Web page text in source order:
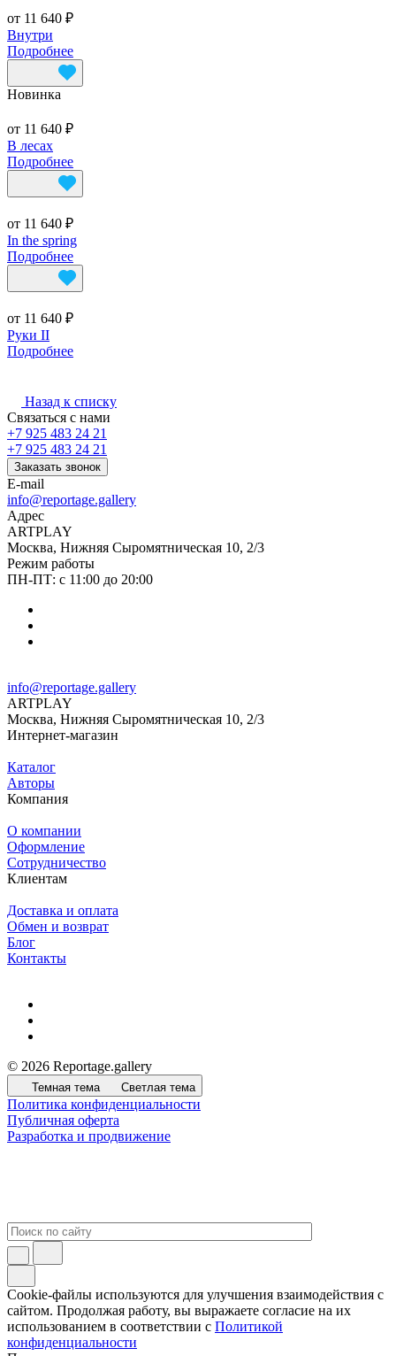
от 11 640 ₽
Внутри
Подробнее
Новинка
от 11 640 ₽
В лесах
Подробнее
от 11 640 ₽
In the spring
Подробнее
от 11 640 ₽
Руки II
Подробнее
Назад к списку
Связаться с нами
+7 925 483 24 21
+7 925 483 24 21
Заказать звонок
E-mail
info@reportage.gallery
Адрес
ARTPLAY
Москва, Нижняя Сыромятническая 10, 2/3
Режим работы
ПН-ПТ: с 11:00 до 20:00
info@reportage.gallery
ARTPLAY
Москва, Нижняя Сыромятническая 10, 2/3
Интернет-магазин
Каталог
Авторы
Компания
О компании
Оформление
Сотрудничество
Клиентам
Доставка и оплата
Обмен и возврат
Блог
Контакты
© 2026 Reportage.gallery
Темная тема Светлая тема
Политика конфиденциальности
Публичная оферта
Разработка и продвижение
Cookie-файлы используются для улучшения взаимодействия с
сайтом. Продолжая работу, вы выражаете согласие на их
использованием в соответствии с Политикой
конфиденциальности